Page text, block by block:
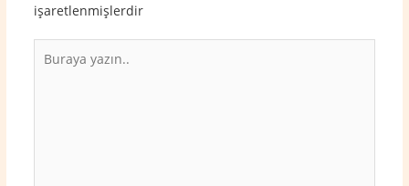
işaretlenmişlerdir
yazın..